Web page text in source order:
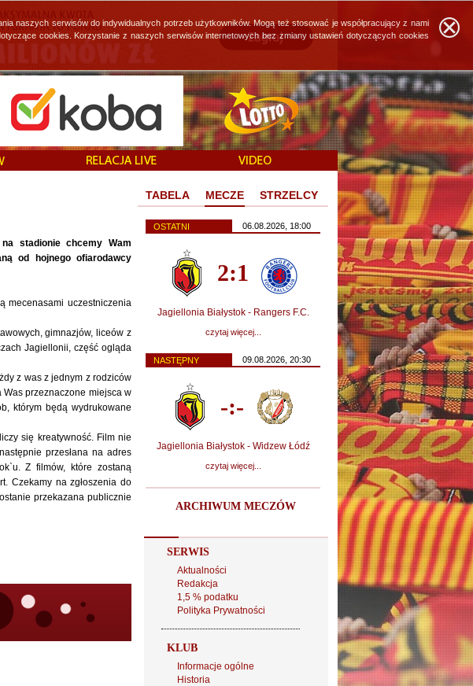
stadionie chcemy Wam
od hojnego ofiarodawcy
mecenasami uczestniczenia
gimnazjów, liceów z
Jagiellonii, część ogląda
z was z jednym z rodziców
przeznaczone miejsca w
którym będą wydrukowane
się kreatywność. Film nie
przesłana na adres
Z filmów, które zostaną
Czekamy na zgłoszenia do
przekazana publicznie
TABELA MECZE STRZELCY
OSTATNI 06.08.2026, 18:00
2:1
Jagiellonia Białystok - Rangers F.C.
czytaj więcej...
NASTĘPNY 09.08.2026, 20:30
-:-
Jagiellonia Białystok - Widzew Łódź
czytaj więcej...
ARCHIWUM MECZÓW
SERWIS
Aktualności
Redakcja
1,5 % podatku
Polityka Prywatności
KLUB
Informacje ogólne
Historia
naszych serwisów do indywidualnych potrzeb użytkowników. Mogą też stosować je współpracujący z nami
cookies. Korzystanie z naszych serwisów internetowych bez zmiany ustawień dotyczących cookies